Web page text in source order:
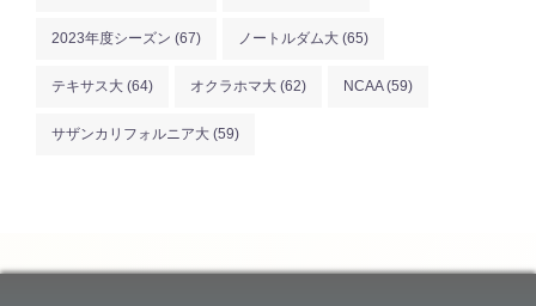
2023年度シーズン (67) ノートルダム大 (65)
テキサス大 (64) オクラホマ大 (62) NCAA(59)
サザンカリフォルニア大 (59)